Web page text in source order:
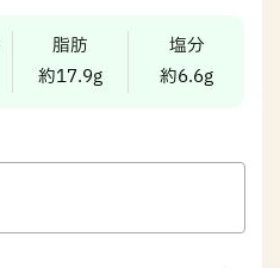
脂肪
約17.9g
塩分
約6.6g